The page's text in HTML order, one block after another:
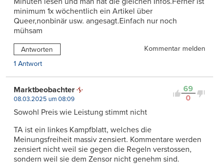
minimum 1x wöchentlich ein Artikel über
Queer,nonbinär usw. angesagt.Einfach nur noch
mühsam
Antworten
Kommentar melden
1 Antwort
69
0
Marktbeobachter
08.03.2025 um 08:09
Sowohl Preis wie Leistung stimmt nicht
TA ist ein linkes Kampfblatt, welches die
Meinungsfreiheit massiv zensiert. Kommentare werden
zensiert nicht weil sie gegen die Regeln verstossen,
sondern weil sie dem Zensor nicht genehm sind.